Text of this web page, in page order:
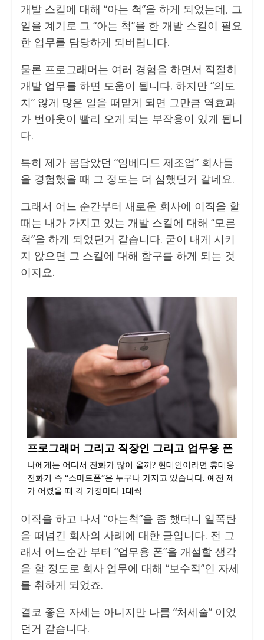
개발 스킬에 대해 “아는 척”을 하게 되었는데, 그
일을 계기로 그 “아는 척”을 한 개발 스킬이 필요
한 업무를 담당하게 되버립니다.
물론 프로그래머는 여러 경험을 하면서 적절히
개발 업무를 하면 도움이 됩니다. 하지만 “의도
치” 않게 많은 일을 떠맡게 되면 그만큼 역효과
가 번아웃이 빨리 오게 되는 부작용이 있게 됩니
다.
특히 제가 몸담았던 “임베디드 제조업” 회사들
을 경험했을 때 그 정도는 더 심했던거 같네요.
그래서 어느 순간부터 새로운 회사에 이직을 할
때는 내가 가지고 있는 개발 스킬에 대해 “모른
척”을 하게 되었던거 같습니다. 굳이 내게 시키
지 않으면 그 스킬에 대해 함구를 하게 되는 것
이지요.
프로그래머 그리고 직장인 그리고 업무용 폰
나에게는 어디서 전화가 많이 올까? 현대인이라면 휴대용
전화기 즉 “스마트폰”은 누구나 가지고 있습니다. 예전 제
가 어렸을 때 각 가정마다 1대씩
이직을 하고 나서 “아는척”을 좀 했더니 일폭탄
을 떠넘긴 회사의 사례에 대한 글입니다. 전 그
래서 어느순간 부터 “업무용 폰”을 개설할 생각
을 할 정도로 회사 업무에 대해 “보수적”인 자세
를 취하게 되었죠.
결코 좋은 자세는 아니지만 나름 “처세술” 이었
던거 같습니다.